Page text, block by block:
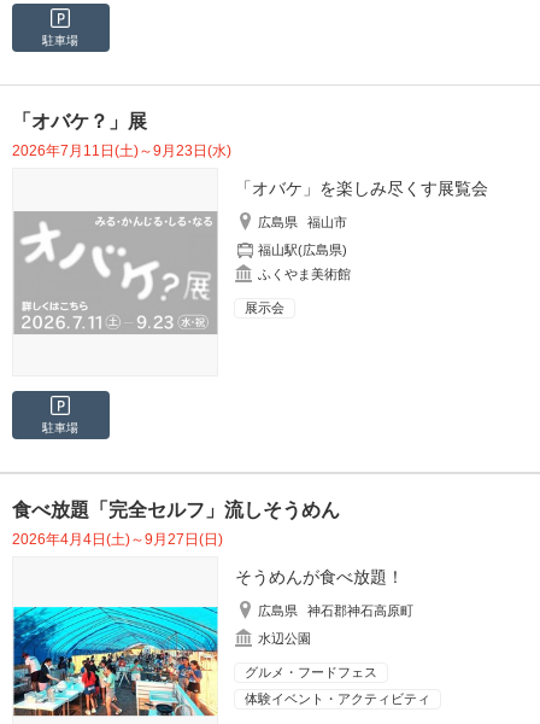
駐車場
「オバケ？」展
2026年7月11日(土)～9月23日(水)
「オバケ」を楽しみ尽くす展覧会
広島県
福山市
福山駅(広島県)
ふくやま美術館
展示会
駐車場
食べ放題「完全セルフ」流しそうめん
2026年4月4日(土)～9月27日(日)
そうめんが食べ放題！
広島県
神石郡神石高原町
水辺公園
グルメ・フードフェス
体験イベント・アクティビティ